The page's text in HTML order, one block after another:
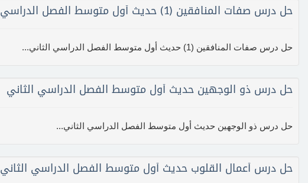
حل درس صفات المنافقين (1) حديث أول متوسط الفصل الدراسي الثاني
حل درس صفات المنافقين (1) حديث أول متوسط الفصل الدراسي الثاني...
حل درس ذو الوجهين حديث أول متوسط الفصل الدراسي الثاني
حل درس ذو الوجهين حديث أول متوسط الفصل الدراسي الثاني...
حل درس أعمال القلوب حديث أول متوسط الفصل الدراسي الثاني